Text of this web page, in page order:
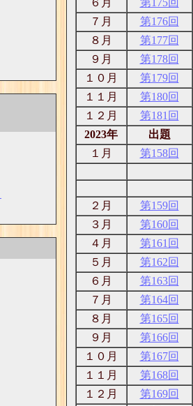
６月
第175回
７月
第176回
８月
第177回
９月
第178回
１０月
第179回
１１月
第180回
１２月
第181回
2023年
出題
１月
第158回
２月
第159回
３月
第160回
４月
第161回
５月
第162回
６月
第163回
７月
第164回
８月
第165回
９月
第166回
１０月
第167回
１１月
第168回
１２月
第169回